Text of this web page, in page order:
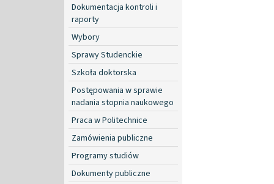
Dokumentacja kontroli i
raporty
Wybory
Sprawy Studenckie
Szkoła doktorska
Postępowania w sprawie
nadania stopnia naukowego
Praca w Politechnice
Zamówienia publiczne
Programy studiów
Dokumenty publiczne